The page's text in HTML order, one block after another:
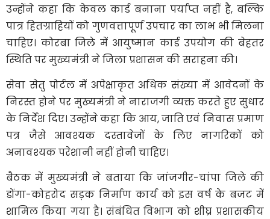
उन्होंने कहा कि केवल कार्ड बनाना पर्याप्त नहीं है, बल्कि
पात्र हितग्राहियों को गुणवत्तापूर्ण उपचार का लाभ भी मिलना
चाहिए। कोरबा जिले में आयुष्मान कार्ड उपयोग की बेहतर
स्थिति पर मुख्यमंत्री ने जिला प्रशासन की सराहना की।
सेवा सेतु पोर्टल में अपेक्षाकृत अधिक संख्या में आवेदनों के
निरस्त होने पर मुख्यमंत्री ने नाराजगी व्यक्त करते हुए सुधार
के निर्देश दिए। उन्होंने कहा कि आय, जाति एवं निवास प्रमाण
पत्र जैसे आवश्यक दस्तावेजों के लिए नागरिकों को
अनावश्यक परेशानी नहीं होनी चाहिए।
बैठक में मुख्यमंत्री ने बताया कि जांजगीर-चांपा जिले की
डोंगा-कोहरोद सड़क निर्माण कार्य को इस वर्ष के बजट में
शामिल किया गया है। संबंधित विभाग को शीघ्र प्रशासकीय